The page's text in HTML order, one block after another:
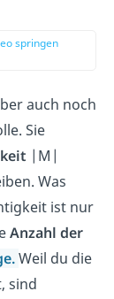
springen
auch noch
Sie
|M|
Was
ist nur
Anzahl der
Weil du die
sind